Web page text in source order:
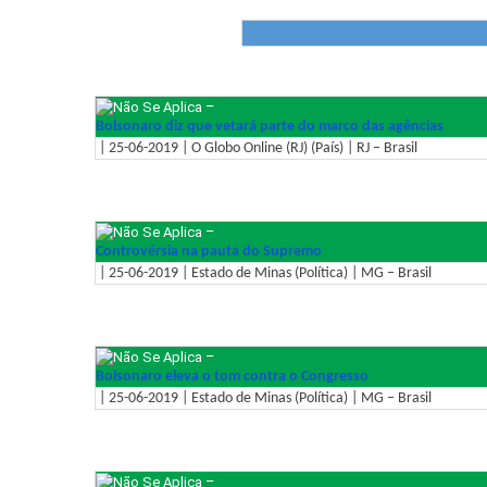
–
Bolsonaro diz que vetará parte do marco das agências
| 25-06-2019 | O Globo Online (RJ) (País) | RJ – Brasil
–
Controvérsia na pauta do Supremo
| 25-06-2019 | Estado de Minas (Política) | MG – Brasil
–
Bolsonaro eleva o tom contra o Congresso
| 25-06-2019 | Estado de Minas (Política) | MG – Brasil
–